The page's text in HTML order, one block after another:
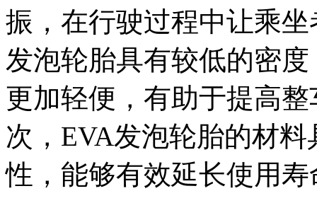
振，在行驶过程中让乘
发泡轮胎具有较低的密
更加轻便，有助于提高
次，EVA发泡轮胎的材
性，能够有效延长使用寿